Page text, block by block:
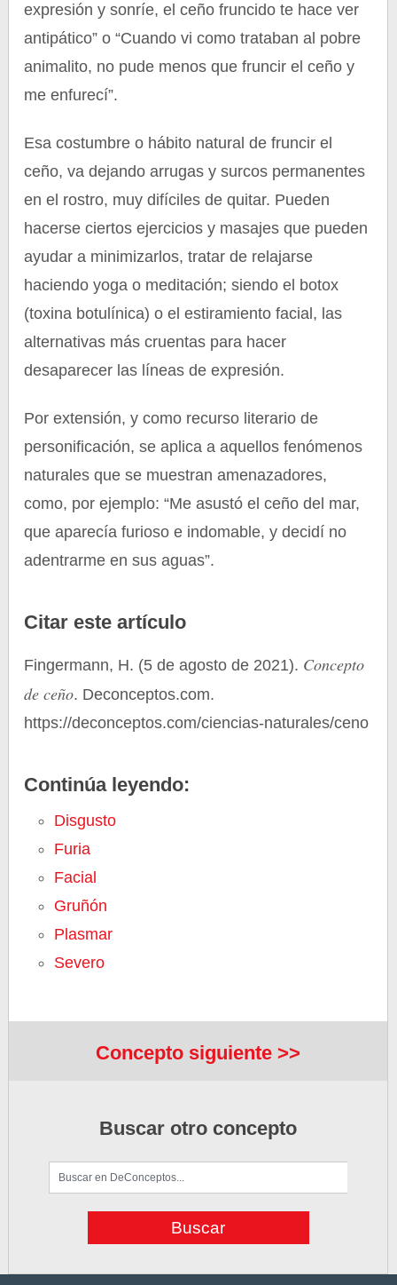
expresión y sonríe, el ceño fruncido te hace ver
antipático” o “Cuando vi como trataban al pobre
animalito, no pude menos que fruncir el ceño y
me enfurecí”.
Esa costumbre o hábito natural de fruncir el
ceño, va dejando arrugas y surcos permanentes
en el rostro, muy difíciles de quitar. Pueden
hacerse ciertos ejercicios y masajes que pueden
ayudar a minimizarlos, tratar de relajarse
haciendo yoga o meditación; siendo el botox
(toxina botulínica) o el estiramiento facial, las
alternativas más cruentas para hacer
desaparecer las líneas de expresión.
Por extensión, y como recurso literario de
personificación, se aplica a aquellos fenómenos
naturales que se muestran amenazadores,
como, por ejemplo: “Me asustó el ceño del mar,
que aparecía furioso e indomable, y decidí no
adentrarme en sus aguas”.
Citar este artículo
Fingermann, H. (5 de agosto de 2021). Concepto
de ceño. Deconceptos.com.
https://deconceptos.com/ciencias-naturales/ceno
Continúa leyendo:
Disgusto
Furia
Facial
Gruñón
Plasmar
Severo
Concepto siguiente >>
Buscar otro concepto